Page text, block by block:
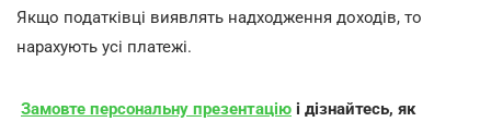
Якщо податківці виявлять надходження доходів, то
нарахують усі платежі.
Замовте персональну презентацію і дізнайтесь, як